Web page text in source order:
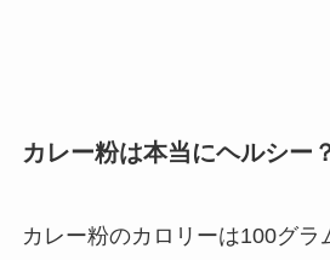
カレー粉は本当にヘルシー
カレー粉のカロリーは100グラ